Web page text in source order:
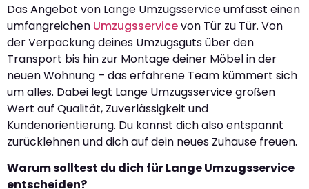
Das Angebot von Lange Umzugsservice umfasst einen
umfangreichen Umzugsservicevon Tür zu Tür. Von
der Verpackung deines Umzugsguts über den
Transport bis hin zur Montage deiner Möbel in der
neuen Wohnung – das erfahrene Team kümmert sich
um alles. Dabei legt Lange Umzugsservice großen
Wert auf Qualität, Zuverlässigkeit und
Kundenorientierung. Du kannst dich also entspannt
zurücklehnen und dich auf dein neues Zuhause freuen.
Warum solltest du dich für Lange Umzugsservice
entscheiden?